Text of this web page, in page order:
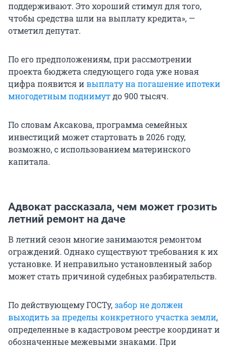
поддерживают. Это хороший стимул для того,
чтобы средства шли на выплату кредита», —
отметил депутат.
По его предположениям, при рассмотрении
проекта бюджета следующего года уже новая
цифра появится ивыплату на погашение ипотеки
многодетным поднимутдо 900 тысяч.
По словам Аксакова, программа семейных
инвестиций может стартовать в 2026 году,
возможно, с использованием материнского
капитала.
Адвокат рассказала, чем может грозить
летний ремонт на даче
В летний сезон многие занимаются ремонтом
ограждений. Однако существуют требования к их
установке. И неправильно установленный забор
может стать причиной судебных разбирательств.
По действующему ГОСТу,забор не должен
выходить за пределы конкретного участка земли,
определенные в кадастровом реестре координат и
обозначенные межевыми знаками. При